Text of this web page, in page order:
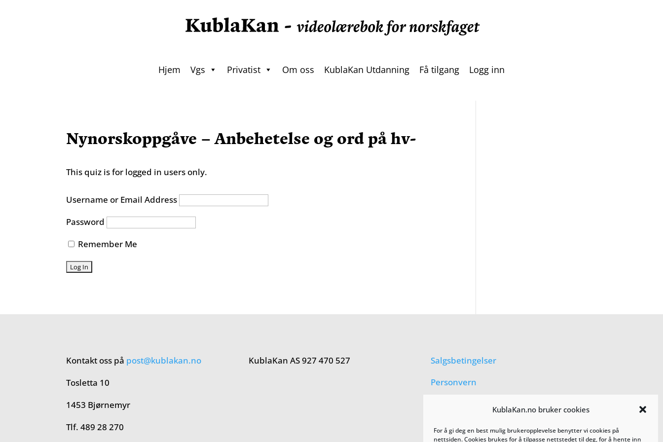
KublaKan.no bruker cookies
For å gi deg en best mulig brukeropplevelse benytter vi cookies på
nettsiden. Cookies brukes for å tilpasse nettstedet til deg, for å hente inn
Hjem Vgs Privatist Om oss KublaKan Utdanning Få tilgang Logg inn
Nynorskoppgåve – Anbehetelse og ord på hv-
This quiz is for logged in users only.
Username or Email Address
Password
Remember Me
Kontakt oss på post@kublakan.no
Tosletta 10
1453 Bjørnemyr
Tlf. 489 28 270
KublaKan AS 927 470 527
Salgsbetingelser
Personvern